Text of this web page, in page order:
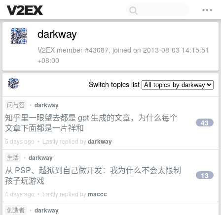
darkway
V2EX member #43087, joined on 2013-08-03 14:15:51
+08:00
Switch topics list
问与答 • darkway
知乎里一眼望去都是 gpt 生成的文章，为什么每个
文章下面都是一片祥和
5 days ago • Lastly replied bydarkway
43
生活 • darkway
从 PSP、越狱到自己做开发：我为什么不会太限制
孩子玩游戏
4 days ago • Lastly replied bymaccc
13
创造者 • darkway